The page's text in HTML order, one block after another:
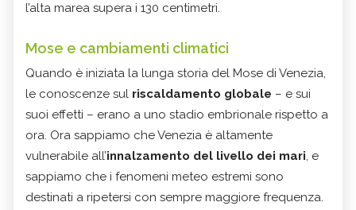
l’alta marea supera i 130 centimetri.
Mose e cambiamenti climatici
Quando è iniziata la lunga storia del Mose di Venezia,
le conoscenze sul riscaldamento globale – e sui
suoi effetti – erano a uno stadio embrionale rispetto a
ora. Ora sappiamo che Venezia è altamente
vulnerabile all’innalzamento del livello dei mari, e
sappiamo che i fenomeni meteo estremi sono
destinati a ripetersi con sempre maggiore frequenza.